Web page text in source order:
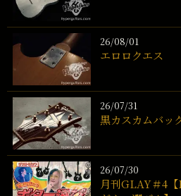
26/08/01
エロロクエス
26/07/31
黒カスカムバッ
26/07/30
月刊GLAY＃4